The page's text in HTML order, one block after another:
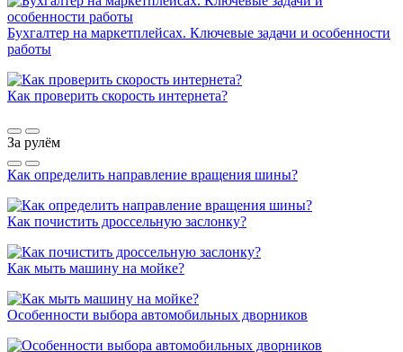
Бухгалтер на маркетплейсах. Ключевые задачи и особенности
работы
Как проверить скорость интернета?
За рулём
Как определить направление вращения шины?
Как почистить дроссельную заслонку?
Как мыть машину на мойке?
Особенности выбора автомобильных дворников